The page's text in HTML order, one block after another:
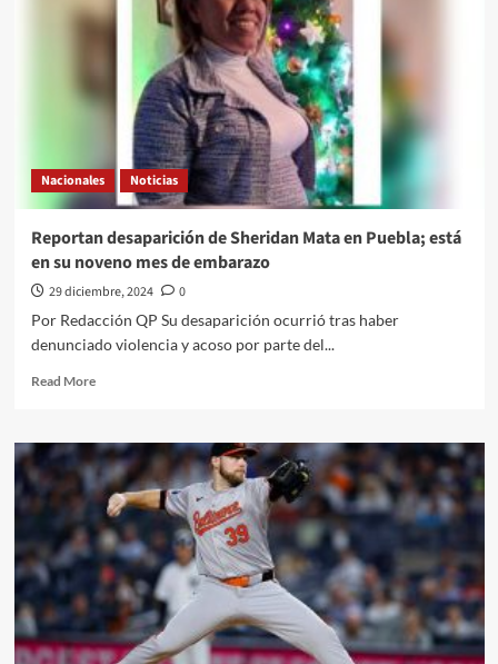
abuso
Nacionales Noticias
Reportan desaparición de Sheridan Mata en Puebla; está
en su noveno mes de embarazo
29 diciembre, 2024
0
Por Redacción QP Su desaparición ocurrió tras haber
denunciado violencia y acoso por parte del...
Read MoreRead
Reportan
desaparición
de
Sheridan
Mata
en
Puebla;
está
su
noveno